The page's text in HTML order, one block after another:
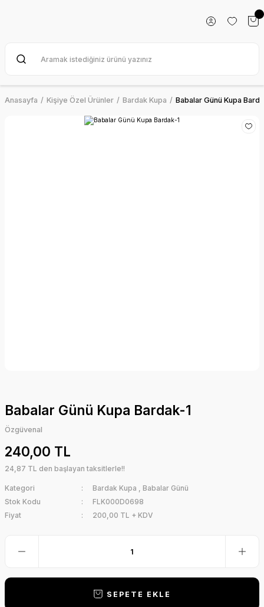
Anasayfa Kişiye Özel Ürünler Bardak Kupa Babalar Günü Kupa
Babalar Günü Kupa Bardak-1
Özgüvenal
240,00 TL
24,87 TL den başlayan taksitlerle!!
Kategori Bardak Kupa , Babalar Günü
Stok Kodu
FLK000D0698
Fiyat
200,00 TL + KDV
SEPETE EKLE